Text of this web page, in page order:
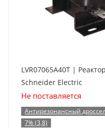
LVR07065A40T |
Schneider Electric
Не поставляется
Антирезонансный
7% (3,8)